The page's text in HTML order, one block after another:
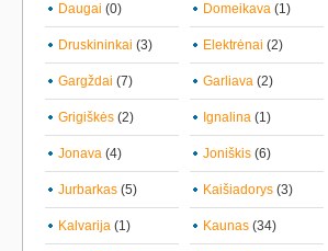
Daugai (0) Domeikava (1)
Druskininkai (3) Elektrėnai (2)
Gargždai (7) Garliava (2)
Grigiškės (2) Ignalina (1)
Jonava (4) Joniškis (6)
Jurbarkas (5) Kaišiadorys (3)
Kalvarija (1) Kaunas (34)